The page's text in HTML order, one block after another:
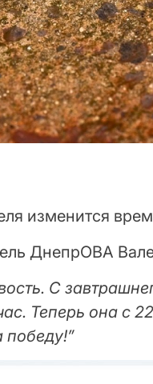
изменится
ДнепрОВА
С
Теперь она с